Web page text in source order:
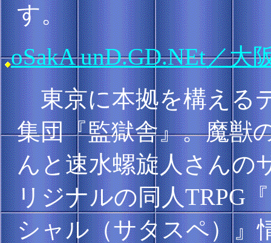
す。
oSakA unD.GD.NEt／大
東京に本拠を構える
集団『監獄舎』。魔獣
んと速水螺旋人さんの
リジナルの同人TRPG
シャル（サタスペ）』